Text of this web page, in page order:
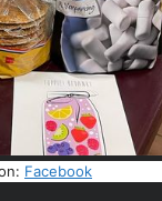
Facebook